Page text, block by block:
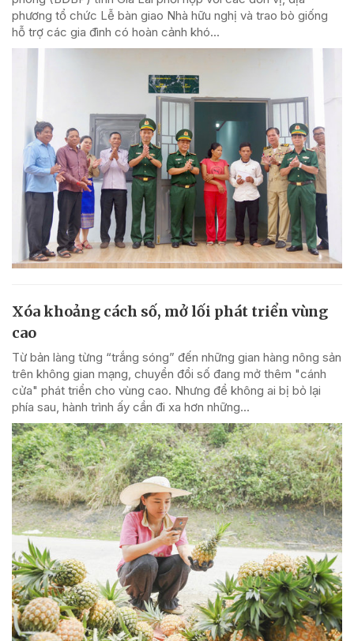
phương tổ chức Lễ bàn giao Nhà hữu nghị và trao bò giống
hỗ trợ các gia đình có hoàn cảnh khó...
Xóa khoảng cách số, mở lối phát triển vùng
cao
Từ bản làng từng “trắng sóng” đến những gian hàng nông sản
trên không gian mạng, chuyển đổi số đang mở thêm "cánh
cửa" phát triển cho vùng cao. Nhưng để không ai bị bỏ lại
phía sau, hành trình ấy cần đi xa hơn những...